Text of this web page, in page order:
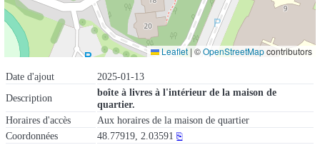
Date d'ajout
2025-01-13
Description
boîte à livres à l'intérieur de la maison de
quartier.
Horaires d'accès
Aux horaires de la maison de quartier
Coordonnées
48.77919, 2.03591 ⎘
Leaflet | ©OpenStreetMapcontributors